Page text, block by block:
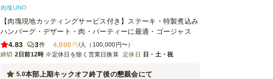
肉塊UNO
【肉塊現地カッティングサービス付き】ステーキ・特製煮込み
ハンバーグ・デザート・肉・パーティーに最適・ゴージャス
4.83
3件 4,000 円 /人（100,000円〜）
締切 2日前12時 ※定休日を除く営業日換算 定休日 日・土・祝
本部上期キックオフ終了後の懇親会にて
5.0